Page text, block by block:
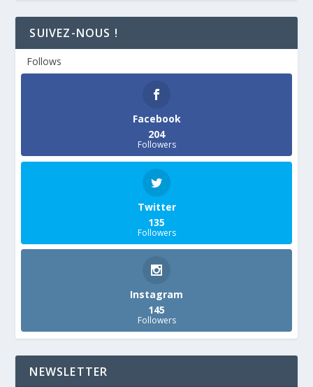
SUIVEZ-NOUS !
Follows
Facebook
204
Followers
Twitter
135
Followers
Instagram
145
Followers
NEWSLETTER